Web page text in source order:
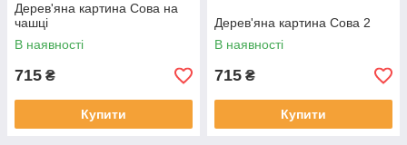
Дерев'яна картина Сова на
чашці
В наявності
715 ₴
Купити
Дерев'яна картина Сова 2
В наявності
715 ₴
Купити